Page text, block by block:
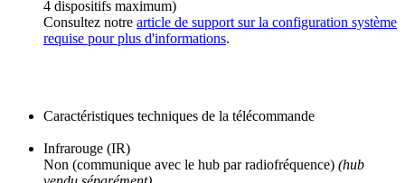
4 dispositifs maximum)
Consultez notre article de support sur la configuration système
requise pour plus d'informations.
Caractéristiques techniques de la télécommande
Infrarouge (IR)
Non (communique avec le hub par radiofréquence) (hub